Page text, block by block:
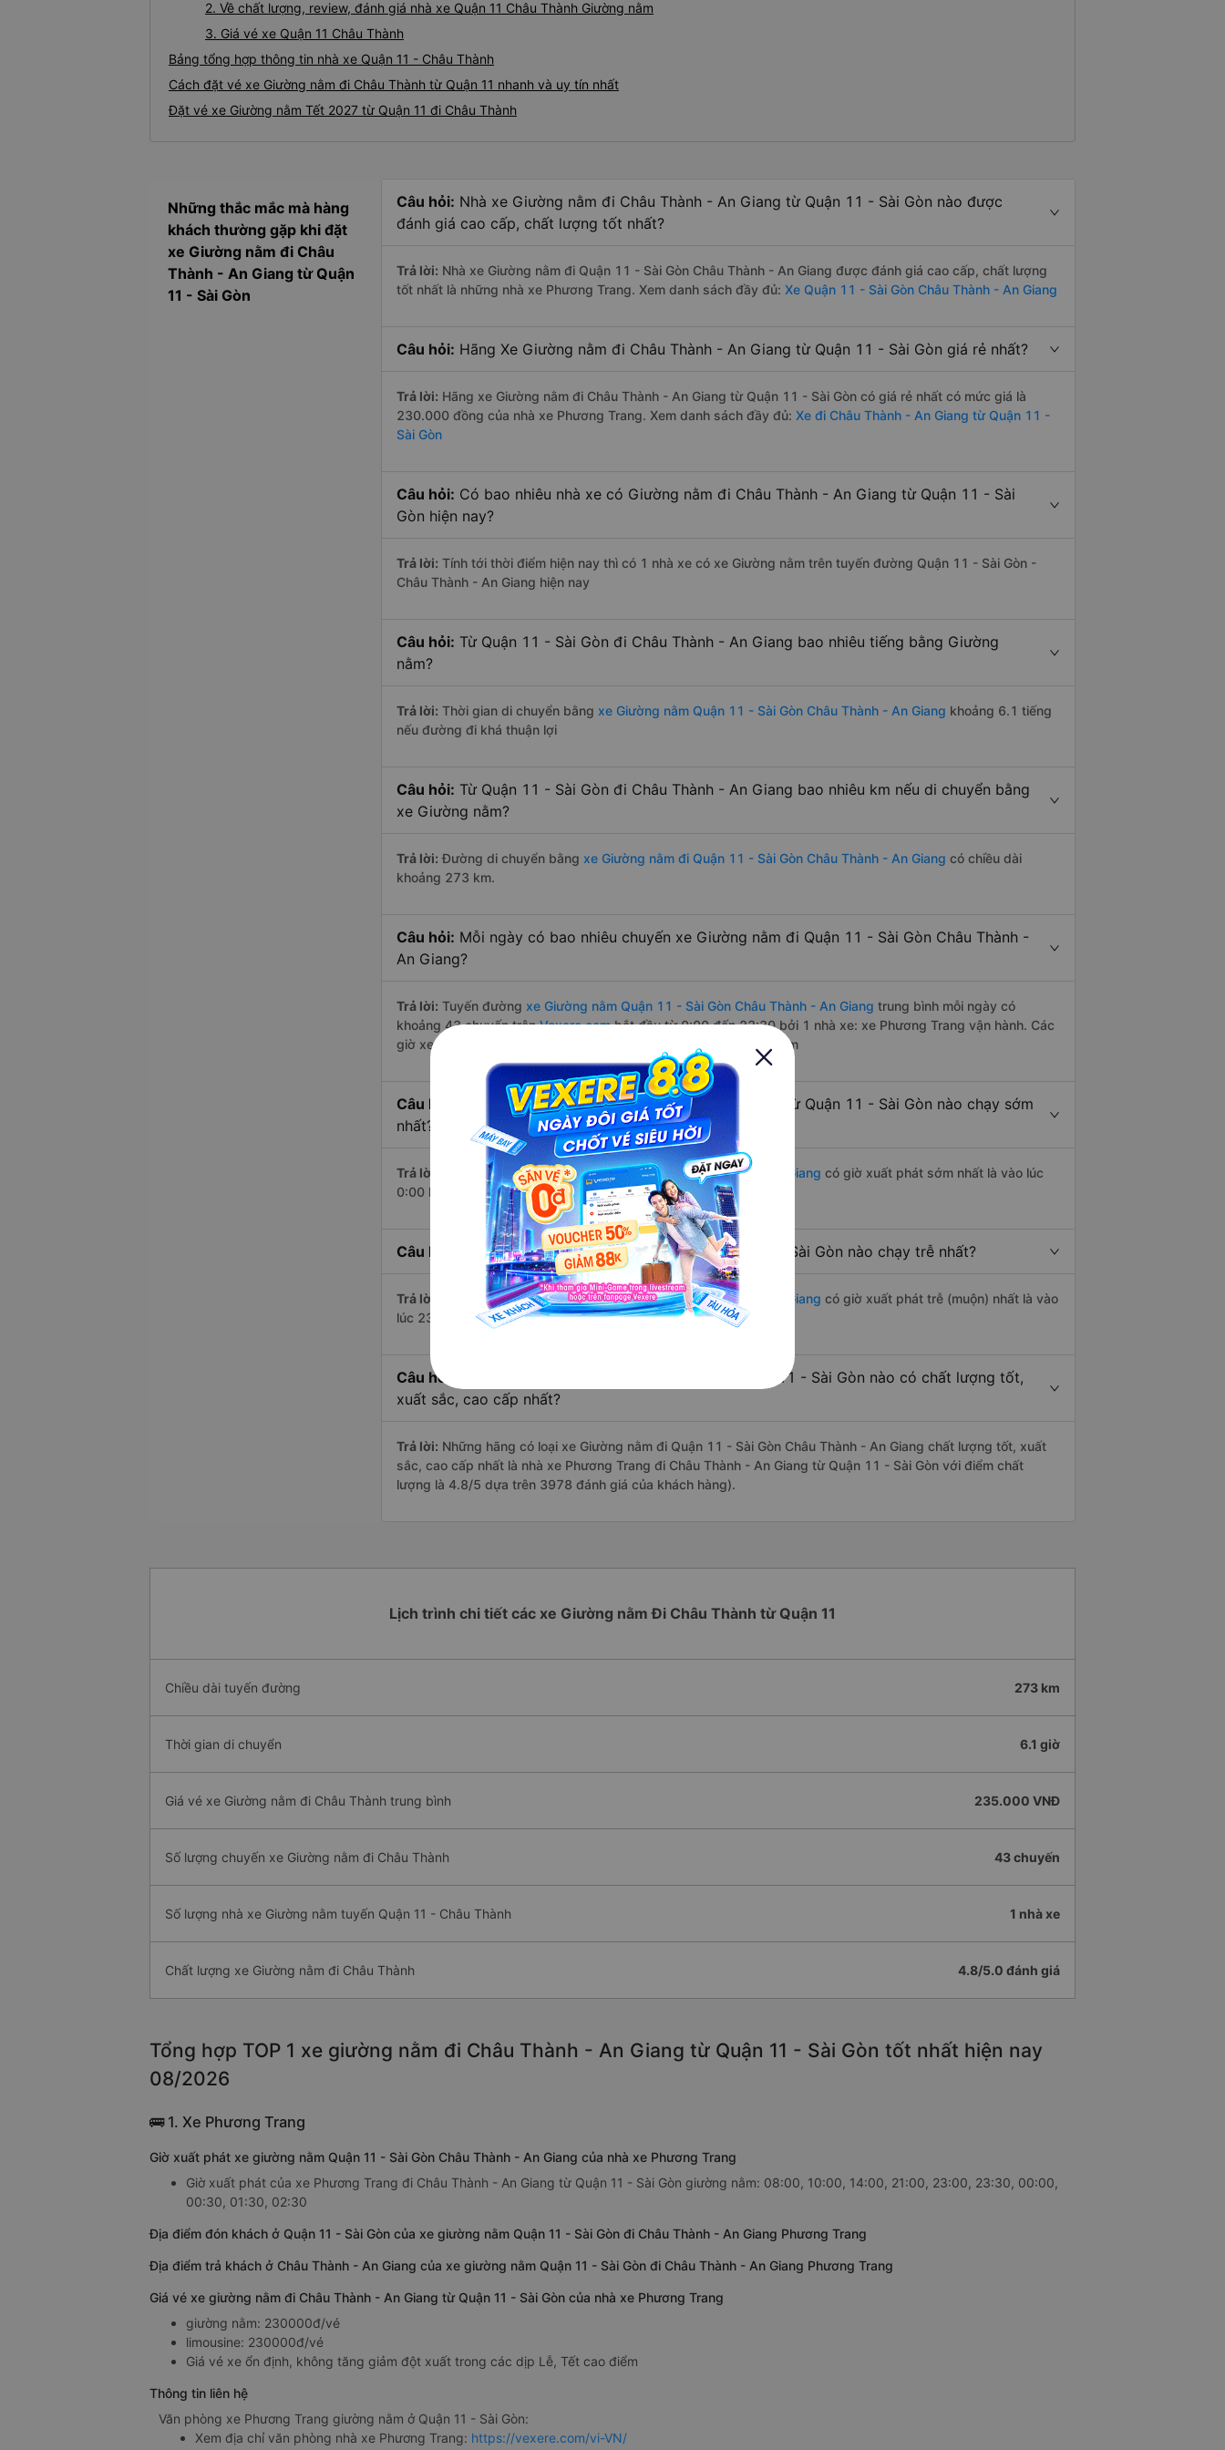
2. Về chất lượng, review, đánh giá nhà xe Quận 11 Châu Thành Giường nằm
3. Giá vé xe Quận 11 Châu Thành
Bảng tổng hợp thông tin nhà xe Quận 11 - Châu Thành
Cách đặt vé xe Giường nằm đi Châu Thành từ Quận 11 nhanh và uy tín nhất
Đặt vé xe Giường nằm Tết 2027 từ Quận 11 đi Châu Thành
Những thắc mắc mà hàng
khách thường gặp khi đặt
xe Giường nằm đi Châu
Thành - An Giang từ Quận
11 - Sài Gòn
Câu hỏi: Nhà xe Giường nằm đi Châu Thành - An Giang từ Quận 11 - Sài Gòn nào được
đánh giá cao cấp, chất lượng tốt nhất?
Trả lời: Nhà xe Giường nằm đi Quận 11 - Sài Gòn Châu Thành - An Giang được đánh giá cao cấp, chất lượng
tốt nhất là những nhà xe Phương Trang. Xem danh sách đầy đủ: Xe Quận 11 - Sài Gòn Châu Thành - An Giang
Câu hỏi: Hãng Xe Giường nằm đi Châu Thành - An Giang từ Quận 11 - Sài Gòn giá rẻ nhất?
Trả lời: Hãng xe Giường nằm đi Châu Thành - An Giang từ Quận 11 - Sài Gòn có giá rẻ nhất có mức giá là
230.000 đồng của nhà xe Phương Trang. Xem danh sách đầy đủ: Xe đi Châu Thành - An Giang từ Quận 11 -
Sài Gòn
Câu hỏi: Có bao nhiêu nhà xe có Giường nằm đi Châu Thành - An Giang từ Quận 11 - Sài
Gòn hiện nay?
Trả lời: Tính tới thời điểm hiện nay thì có 1 nhà xe có xe Giường nằm trên tuyến đường Quận 11 - Sài Gòn -
Châu Thành - An Giang hiện nay
Câu hỏi: Từ Quận 11 - Sài Gòn đi Châu Thành - An Giang bao nhiêu tiếng bằng Giường
nằm?
Trả lời: Thời gian di chuyển bằng xe Giường nằm Quận 11 - Sài Gòn Châu Thành - An Giang khoảng 6.1 tiếng
nếu đường đi khá thuận lợi
Câu hỏi: Từ Quận 11 - Sài Gòn đi Châu Thành - An Giang bao nhiêu km nếu di chuyển bằng
xe Giường nằm?
Trả lời: Đường di chuyển bằng xe Giường nằm đi Quận 11 - Sài Gòn Châu Thành - An Giang có chiều dài
khoảng 273 km.
Câu hỏi: Mỗi ngày có bao nhiêu chuyến xe Giường nằm đi Quận 11 - Sài Gòn Châu Thành -
An Giang?
Trả lời: Tuyến đường xe Giường nằm Quận 11 - Sài Gòn Châu Thành - An Giang trung bình mỗi ngày có
khoảng 43 chuyến trênVexere.combắt đầu từ 0:00 đến 23:30 bởi 1 nhà xe: xe Phương Trang vận hành. Các
giờ xe chạy có đầy đủ cả ban ngày, buổi trưa, buổi chiều, ban đêm
Câu hỏi:
Nhà xe Giường nằm đi Châu Thành - An Giang từ Quận 11 - Sài Gòn nào chạy sớm
nhất?
Trả lời: ChuyếnGiường nằm Quận 11 - Sài Gòn Châu Thành - An Giang có giờ xuất phát sớm nhất là vào lúc
0:00 là của nhà xe Phương Trang.
Câu hỏi: Nhà xe đi Châu Thành - An Giang từ Quận 11 - Sài Gòn nào chạy trễ nhất?
Trả lời: ChuyếnGiường nằm Quận 11 - Sài Gòn Châu Thành - An Giang có giờ xuất phát trễ (muộn) nhất là vào
lúc 23:30 là của nhà xe Phương Trang.
Câu hỏi:
Review xe đi Châu Thành - An Giang từ Quận 11 - Sài Gòn nào có chất lượng tốt,
xuất sắc, cao cấp nhất?
Trả lời: Những hãng có loại xe Giường nằm đi Quận 11 - Sài Gòn Châu Thành - An Giang chất lượng tốt, xuất
sắc, cao cấp nhất là nhà xe Phương Trang đi Châu Thành - An Giang từ Quận 11 - Sài Gòn với điểm chất
lượng là 4.8/5 dựa trên 3978 đánh giá của khách hàng).
Lịch trình chi tiết các xe Giường nằm Đi Châu Thành từ Quận 11
Chiều dài tuyến đường 273 km
Thời gian di chuyển 6.1 giờ
Giá vé xe Giường nằm đi Châu Thành trung bình 235.000 VNĐ
Số lượng chuyến xe Giường nằm đi Châu Thành 43 chuyến
Số lượng nhà xe Giường nằm tuyến Quận 11 - Châu Thành 1 nhà xe
Chất lượng xe Giường nằm đi Châu Thành 4.8/5.0 đánh giá
Tổng hợp TOP 1 xe giường nằm đi Châu Thành - An Giang từ Quận 11 - Sài Gòn tốt nhất hiện nay
08/2026
🚌 1. Xe Phương Trang
Giờ xuất phát xe giường nằm Quận 11 - Sài Gòn Châu Thành - An Giang của nhà xe Phương Trang
Giờ xuất phát của xe Phương Trang đi Châu Thành - An Giang từ Quận 11 - Sài Gòn giường nằm: 08:00, 10:00, 14:00, 21:00, 23:00, 23:30, 00:00,
00:30, 01:30, 02:30
Địa điểm đón khách ở Quận 11 - Sài Gòn của xe giường nằm Quận 11 - Sài Gòn đi Châu Thành - An Giang Phương Trang
Địa điểm trả khách ở Châu Thành - An Giang của xe giường nằm Quận 11 - Sài Gòn đi Châu Thành - An Giang Phương Trang
Giá vé xe giường nằm đi Châu Thành - An Giang từ Quận 11 - Sài Gòn của nhà xe Phương Trang
giường nằm: 230000đ/vé
limousine: 230000đ/vé
Giá vé xe ổn định, không tăng giảm đột xuất trong các dịp Lễ, Tết cao điểm
Thông tin liên hệ
Văn phòng xe Phương Trang giường nằm ở Quận 11 - Sài Gòn:
Xem địa chỉ văn phòng nhà xe Phương Trang: https://vexere.com/vi-VN/